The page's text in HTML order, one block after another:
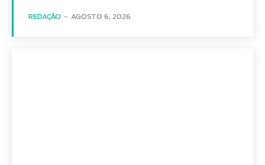
REDAÇÃO - AGOSTO 6, 2026